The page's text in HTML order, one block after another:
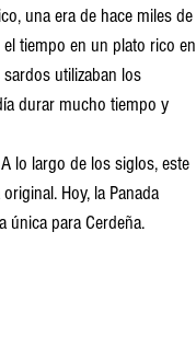
una era de hace miles de
tiempo en un plato rico en
utilizaban los
durar mucho tiempo y
lo largo de los siglos, este
Hoy, la Panada
única para Cerdeña.